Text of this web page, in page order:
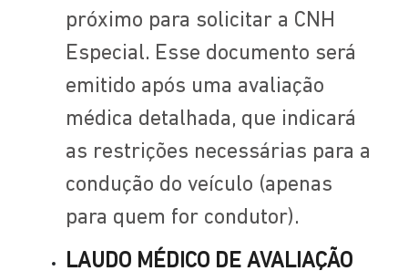
próximo para solicitar a CNH
Especial. Esse documento será
emitido após uma avaliação
médica detalhada, que indicará
as restrições necessárias para a
condução do veículo (apenas
para quem for condutor).
LAUDO MÉDICO DE AVALIAÇÃO